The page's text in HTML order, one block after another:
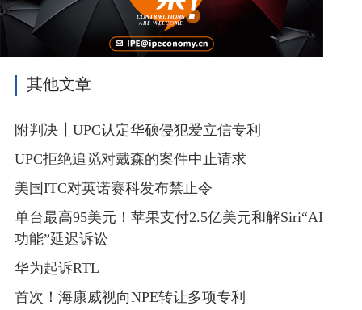
其他文章
附判决┃UPC认定华硕侵犯爱立信专利
UPC拒绝追觅对戴森的案件中止请求
美国ITC对英诺赛科发布禁止令
单台最高95美元！苹果支付2.5亿美元和解Siri“AI
功能”延迟诉讼
华为起诉RTL
首次！海康威视向NPE转让多项专利